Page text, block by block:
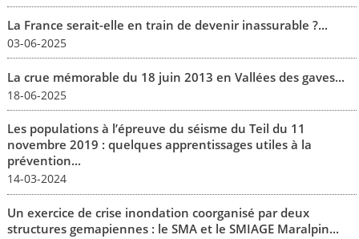
La France serait-elle en train de devenir inassurable ?...
03-06-2025
La crue mémorable du 18 juin 2013 en Vallées des gaves...
18-06-2025
Les populations à l’épreuve du séisme du Teil du 11
novembre 2019 : quelques apprentissages utiles à la
prévention...
14-03-2024
Un exercice de crise inondation coorganisé par deux
structures gemapiennes : le SMA et le SMIAGE Maralpin...